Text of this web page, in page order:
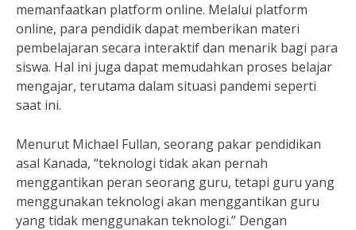
memanfaatkan platform online. Melalui platform
online, para pendidik dapat memberikan materi
pembelajaran secara interaktif dan menarik bagi para
siswa. Hal ini juga dapat memudahkan proses belajar
mengajar, terutama dalam situasi pandemi seperti
saat ini.
Menurut Michael Fullan, seorang pakar pendidikan
asal Kanada, “teknologi tidak akan pernah
menggantikan peran seorang guru, tetapi guru yang
menggunakan teknologi akan menggantikan guru
yang tidak menggunakan teknologi.” Dengan